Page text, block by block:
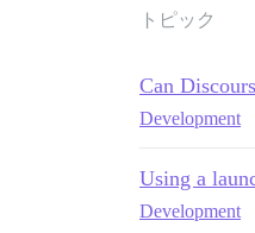
image:
#
    ports:
-
トピック
Can
Development
Using a
Development